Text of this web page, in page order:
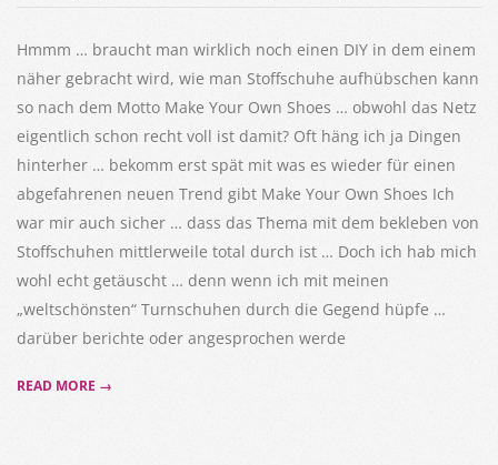
06
Hmmm … braucht man wirklich noch einen DIY in dem einem
näher gebracht wird, wie man Stoffschuhe aufhübschen kann
so nach dem Motto Make Your Own Shoes … obwohl das Netz
eigentlich schon recht voll ist damit? Oft häng ich ja Dingen
hinterher … bekomm erst spät mit was es wieder für einen
abgefahrenen neuen Trend gibt Make Your Own Shoes Ich
war mir auch sicher … dass das Thema mit dem bekleben von
Stoffschuhen mittlerweile total durch ist … Doch ich hab mich
wohl echt getäuscht … denn wenn ich mit meinen
„weltschönsten“ Turnschuhen durch die Gegend hüpfe …
darüber berichte oder angesprochen werde
READ MORE →